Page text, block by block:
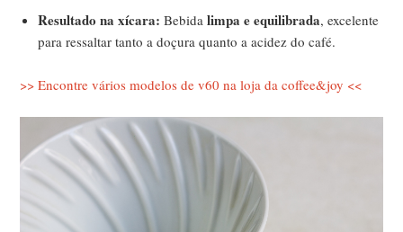
Resultado na xícara: Bebidalimpa e equilibrada, excelente
para ressaltar tanto a doçura quanto a acidez do café.
>> Encontre vários modelos de v60 na loja da coffee&joy <<